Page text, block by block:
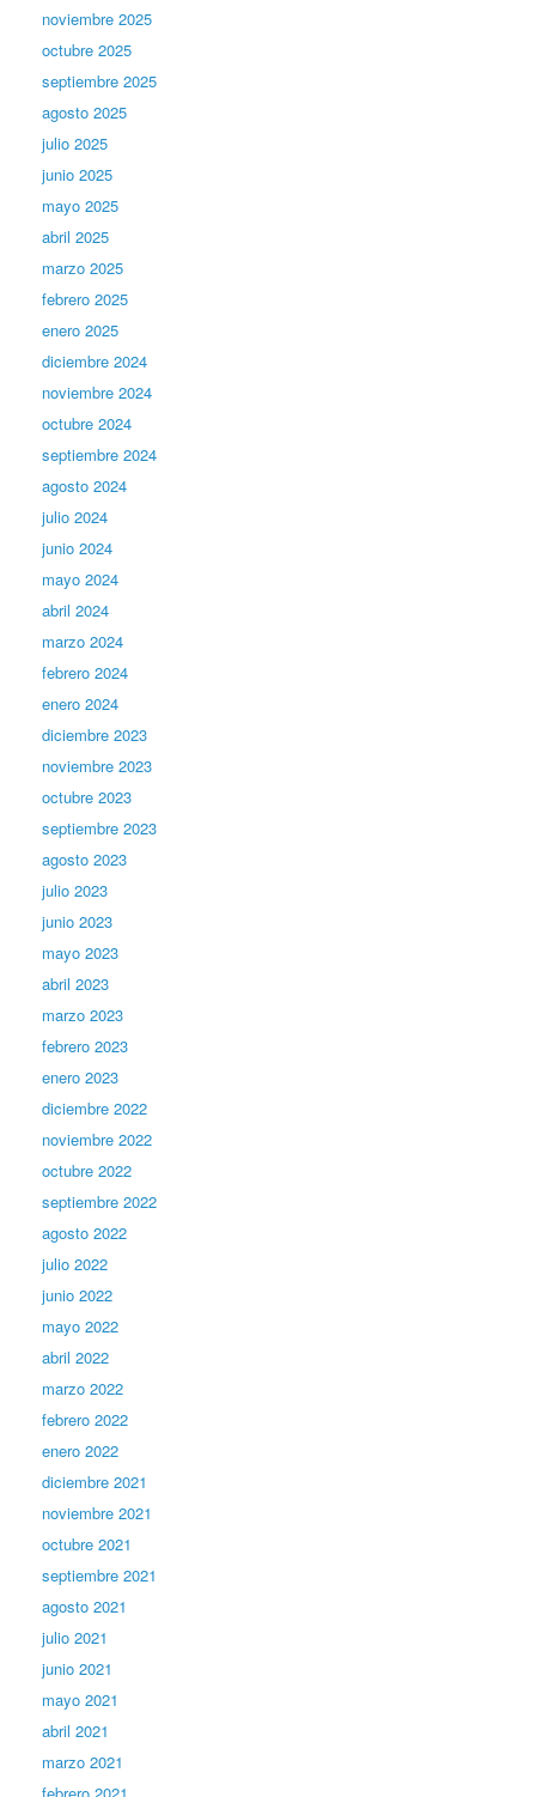
noviembre 2025
octubre 2025
septiembre 2025
agosto 2025
julio 2025
junio 2025
mayo 2025
abril 2025
marzo 2025
febrero 2025
enero 2025
diciembre 2024
noviembre 2024
octubre 2024
septiembre 2024
agosto 2024
julio 2024
junio 2024
mayo 2024
abril 2024
marzo 2024
febrero 2024
enero 2024
diciembre 2023
noviembre 2023
octubre 2023
septiembre 2023
agosto 2023
julio 2023
junio 2023
mayo 2023
abril 2023
marzo 2023
febrero 2023
enero 2023
diciembre 2022
noviembre 2022
octubre 2022
septiembre 2022
agosto 2022
julio 2022
junio 2022
mayo 2022
abril 2022
marzo 2022
febrero 2022
enero 2022
diciembre 2021
noviembre 2021
octubre 2021
septiembre 2021
agosto 2021
julio 2021
junio 2021
mayo 2021
abril 2021
marzo 2021
febrero 2021